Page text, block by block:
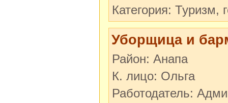
Категория: Туризм,
Уборщица и
Район: Анапа
К. лицо: Ольга
Работодатель: